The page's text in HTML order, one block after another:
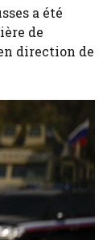
a été
de
direction de